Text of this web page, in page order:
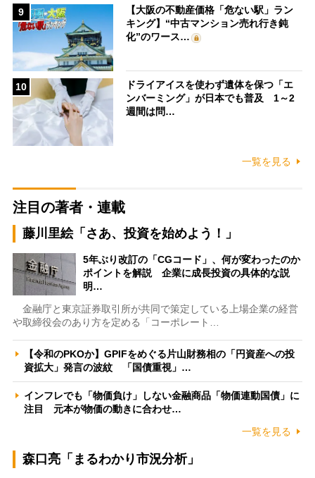
9
【大阪の不動産価格「危ない駅」ラン
キング】“中古マンション売れ行き鈍
化”のワース…
10
ドライアイスを使わず遺体を保つ「エ
ンバーミング」が日本でも普及 1～2
週間は問…
一覧を見る
注目の著者・連載
藤川里絵「さあ、投資を始めよう！」
5年ぶり改訂の「CGコード」、何が変わったのか
ポイントを解説 企業に成長投資の具体的な説
明…
金融庁と東京証券取引所が共同で策定している上場企業の経営
や取締役会のあり方を定める「コーポレート…
【令和のPKOか】GPIFをめぐる片山財務相の「円資産への投
資拡大」発言の波紋 「国債重視」…
インフレでも「物価負け」しない金融商品「物価連動国債」に
注目 元本が物価の動きに合わせ…
一覧を見る
森口亮「まるわかり市況分析」